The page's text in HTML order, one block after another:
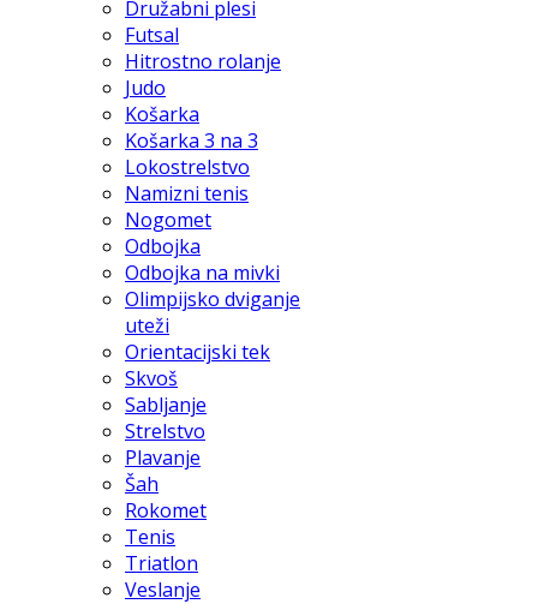
Družabni plesi
Futsal
Hitrostno rolanje
Judo
Košarka
Košarka 3 na 3
Lokostrelstvo
Namizni tenis
Nogomet
Odbojka
Odbojka na mivki
Olimpijsko dviganje
uteži
Orientacijski tek
Skvoš
Sabljanje
Strelstvo
Plavanje
Šah
Rokomet
Tenis
Triatlon
Veslanje